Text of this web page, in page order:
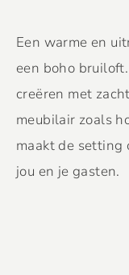
Een warme en
een boho
creëren met
meubilair zoals
maakt de setting
jou en je gasten.